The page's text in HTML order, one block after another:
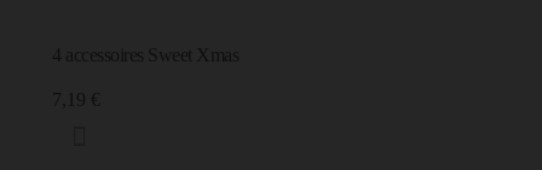
4 accessoires Sweet Xmas
7,19 €